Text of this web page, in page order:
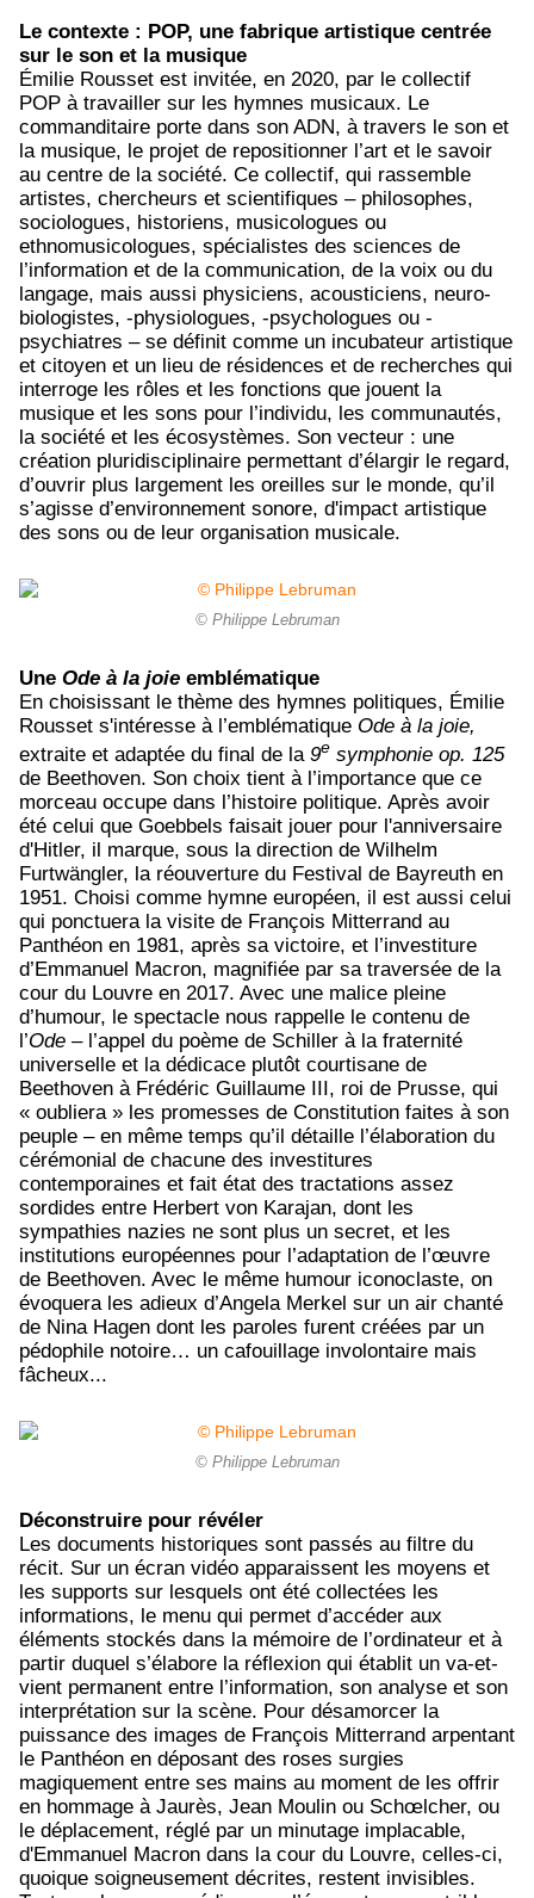
Le contexte : POP, une fabrique artistique centrée
sur le son et la musique
Émilie Rousset est invitée, en 2020, par le collectif
POP à travailler sur les hymnes musicaux. Le
commanditaire porte dans son ADN, à travers le son et
la musique, le projet de repositionner l’art et le savoir
au centre de la société. Ce collectif, qui rassemble
artistes, chercheurs et scientifiques – philosophes,
sociologues, historiens, musicologues ou
ethnomusicologues, spécialistes des sciences de
l’information et de la communication, de la voix ou du
langage, mais aussi physiciens, acousticiens, neuro-
biologistes, -physiologues, -psychologues ou -
psychiatres – se définit comme un incubateur artistique
et citoyen et un lieu de résidences et de recherches qui
interroge les rôles et les fonctions que jouent la
musique et les sons pour l’individu, les communautés,
la société et les écosystèmes. Son vecteur : une
création pluridisciplinaire permettant d’élargir le regard,
d’ouvrir plus largement les oreilles sur le monde, qu’il
s’agisse d’environnement sonore, d'impact artistique
des sons ou de leur organisation musicale.
© Philippe Lebruman
Une Ode à la joie emblématique
En choisissant le thème des hymnes politiques, Émilie
Rousset s'intéresse à l’emblématique Ode à la joie,
extraite et adaptée du final de la 9e symphonie op. 125
de Beethoven. Son choix tient à l’importance que ce
morceau occupe dans l’histoire politique. Après avoir
été celui que Goebbels faisait jouer pour l'anniversaire
d'Hitler, il marque, sous la direction de Wilhelm
Furtwängler, la réouverture du Festival de Bayreuth en
1951. Choisi comme hymne européen, il est aussi celui
qui ponctuera la visite de François Mitterrand au
Panthéon en 1981, après sa victoire, et l’investiture
d’Emmanuel Macron, magnifiée par sa traversée de la
cour du Louvre en 2017. Avec une malice pleine
d’humour, le spectacle nous rappelle le contenu de
l’Ode – l’appel du poème de Schiller à la fraternité
universelle et la dédicace plutôt courtisane de
Beethoven à Frédéric Guillaume III, roi de Prusse, qui
« oubliera » les promesses de Constitution faites à son
peuple – en même temps qu’il détaille l’élaboration du
cérémonial de chacune des investitures
contemporaines et fait état des tractations assez
sordides entre Herbert von Karajan, dont les
sympathies nazies ne sont plus un secret, et les
institutions européennes pour l’adaptation de l’œuvre
de Beethoven. Avec le même humour iconoclaste, on
évoquera les adieux d’Angela Merkel sur un air chanté
de Nina Hagen dont les paroles furent créées par un
pédophile notoire… un cafouillage involontaire mais
fâcheux...
© Philippe Lebruman
Déconstruire pour révéler
Les documents historiques sont passés au filtre du
récit. Sur un écran vidéo apparaissent les moyens et
les supports sur lesquels ont été collectées les
informations, le menu qui permet d’accéder aux
éléments stockés dans la mémoire de l’ordinateur et à
partir duquel s’élabore la réflexion qui établit un va-et-
vient permanent entre l’information, son analyse et son
interprétation sur la scène. Pour désamorcer la
puissance des images de François Mitterrand arpentant
le Panthéon en déposant des roses surgies
magiquement entre ses mains au moment de les offrir
en hommage à Jaurès, Jean Moulin ou Schœlcher, ou
le déplacement, réglé par un minutage implacable,
d'Emmanuel Macron dans la cour du Louvre, celles-ci,
quoique soigneusement décrites, restent invisibles.